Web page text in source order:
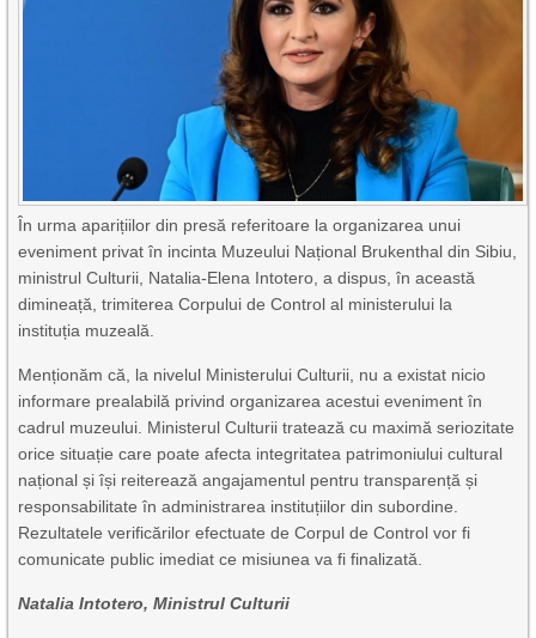
În urma aparițiilor din presă referitoare la organizarea unui
eveniment privat în incinta Muzeului Național Brukenthal din Sibiu,
ministrul Culturii, Natalia-Elena Intotero, a dispus, în această
dimineață, trimiterea Corpului de Control al ministerului la
instituția muzeală.
Menționăm că, la nivelul Ministerului Culturii, nu a existat nicio
informare prealabilă privind organizarea acestui eveniment în
cadrul muzeului. Ministerul Culturii tratează cu maximă seriozitate
orice situație care poate afecta integritatea patrimoniului cultural
național și își reiterează angajamentul pentru transparență și
responsabilitate în administrarea instituțiilor din subordine.
Rezultatele verificărilor efectuate de Corpul de Control vor fi
comunicate public imediat ce misiunea va fi finalizată.
Natalia Intotero, Ministrul Culturii